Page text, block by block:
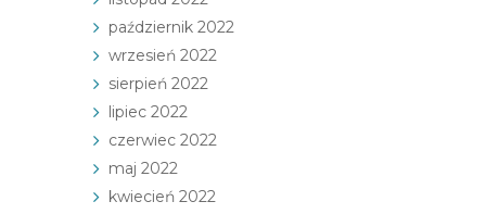
październik 2022
wrzesień 2022
sierpień 2022
lipiec 2022
czerwiec 2022
maj 2022
kwiecień 2022